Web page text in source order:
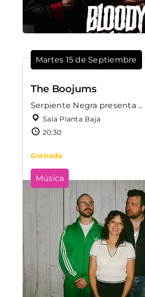
Martes 15 de Septiembre
The Boojums
Serpiente Negra presenta ...
Sala Planta Baja
20:30
Granada
Música